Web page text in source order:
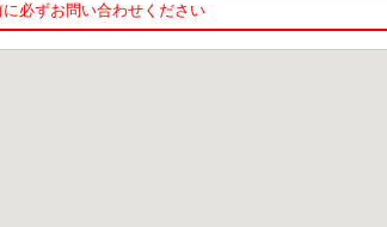
必ずお問い合わせください